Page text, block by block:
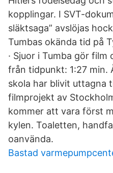
kopplingar. I SVT-
släktsaga” avslöjas
Tumbas okända tid på
· Sjuor i Tumba gör film
från tidpunkt: 1:27 min.
skola har blivit uttagna
filmprojekt av
kommer att vara först
kylen. Toaletten,
oanvända.
Bastad